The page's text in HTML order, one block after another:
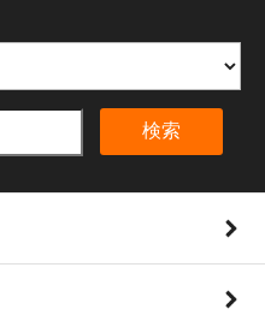
検索